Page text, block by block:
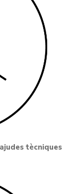
tècniques